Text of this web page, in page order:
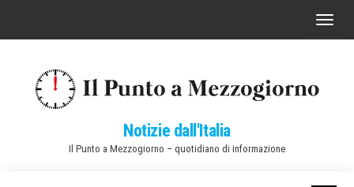
C
Notizie dall'Italia
Il Punto a Mezzogiorno – quotidiano di informazione